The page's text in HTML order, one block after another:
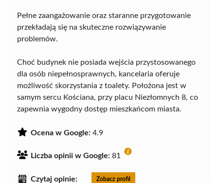
Pełne zaangażowanie oraz staranne przygotowanie
przekładają się na skuteczne rozwiązywanie
problemów.
Choć budynek nie posiada wejścia przystosowanego
dla osób niepełnosprawnych, kancelaria oferuje
możliwość skorzystania z toalety. Położona jest w
samym sercu Kościana, przy placu Niezłomnych 8, co
zapewnia wygodny dostęp mieszkańcom miasta.
Ocena w Google: 4.9
Liczba opinii w Google: 81
Czytaj opinie: Zobacz profil